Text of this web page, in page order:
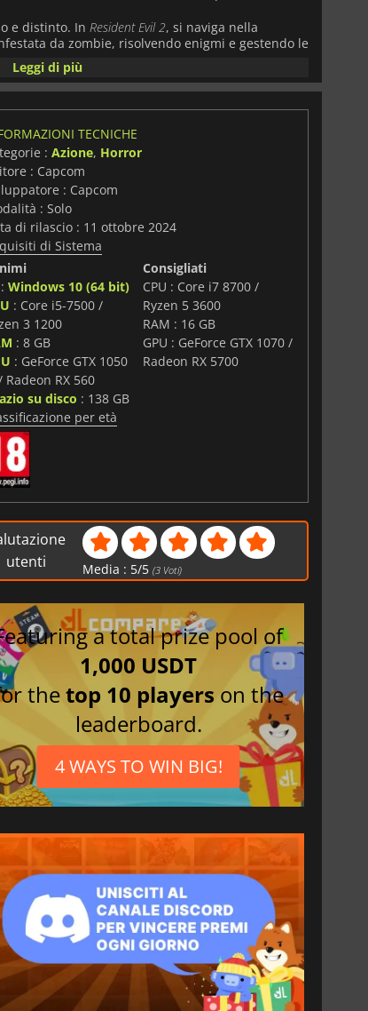
e distinto. In Resident Evil 2, si naviga nella
da zombie, risolvendo enigmi e gestendo le
le spalle.Resident Evil 3
di sfida compatto e rigiocabile, con
la personalizzazione.Resident Evil 4si sposta in un
ricchi di azione ed esplorazione mentre Leon
mira dinamica e la vasta campagna
modalità asimmetrica 1v4, e
la trilogia vanta una grafica mozzafiato, dai
villaggi, abbinata a colonne sonore
modalità di difficoltà ed extra come costumi e
rigiocabilità è immensa.Resident Evil Remake
e intrisa di orrore per i fan e i nuovi arrivati,
con un tocco moderno e un terrore senza tempo.
Leggi di più
TECNICHE
: Azione, Horror
: Capcom
: Capcom
: Solo
di rilascio : 11 ottobre 2024
di Sistema
Windows 10 (64 bit)
: Core i5-7500 /
3 1200
: 8 GB
: GeForce GTX 1050
Radeon RX 560
su disco : 138 GB
Consigliati
CPU : Core i7 8700 /
Ryzen 5 3600
RAM : 16 GB
GPU : GeForce GTX 1070 /
Radeon RX 5700
per età
utenti
Media : 5/5 (3 Voti)
a total prize pool of
1,000 USDT
thetop 10 players on the
leaderboard.
4 WAYS TO WIN BIG!